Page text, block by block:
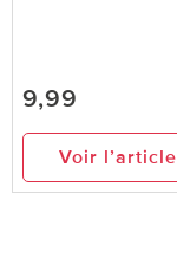
9,99
Voir l’article